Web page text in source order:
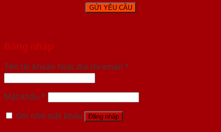
Đăng nhập
Tên tài khoản hoặc địa chỉ email *
Mật khẩu *
Ghi nhớ mật khẩu
Đăng nhập